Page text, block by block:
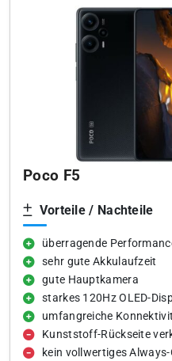
Poco F5
Vorteile / Nachteile
überragende
sehr gute Akkulaufzeit
gute Hauptkamera
starkes 120Hz OLED-
umfangreiche
Kunststoff-Rückseite
kein vollwertiges